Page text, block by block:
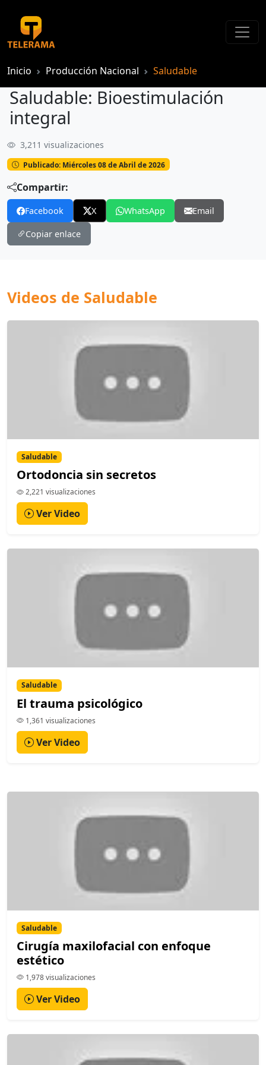
Inicio Producción Nacional Saludable
Saludable: Bioestimulación
integral
Saludable: Bioestimulación integral
3,211 visualizaciones
Publicado: Miércoles 08 de Abril de 2026
Compartir:
Facebook X WhatsApp Email
Copiar enlace
Videos de Saludable
Saludable
Ortodoncia sin secretos
2,221 visualizaciones
Ver Video
Saludable
El trauma psicológico
1,361 visualizaciones
Ver Video
Saludable
Cirugía maxilofacial con enfoque
estético
1,978 visualizaciones
Ver Video